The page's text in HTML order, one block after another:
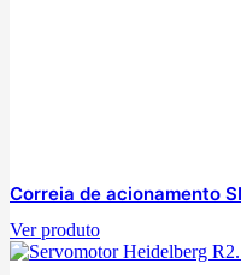
Correia de acionamento
Ver produto